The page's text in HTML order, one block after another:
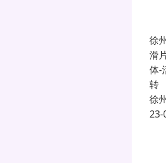
徐
滑
体-
转
徐
23-